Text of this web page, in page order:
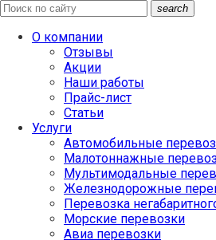
search
О компании
Отзывы
Акции
Наши работы
Прайс-лист
Статьи
Услуги
Автомобильные
Малотоннажные
Мультимодальные
Железнодорожные
Перевозка
Морские перевозки
Авиа перевозки